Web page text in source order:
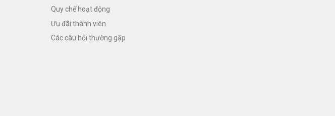
Quy chế hoạt động
Ưu đãi thành viên
Các câu hỏi thường gặp